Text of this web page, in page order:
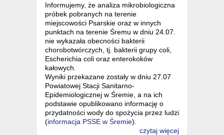
Informujemy, że analiza mikrobiologiczna
próbek pobranych na terenie
miejscowości Psarskie oraz w innych
punktach na terenie Śremu w dniu 24.07.
nie wykazała obecności bakterii
chorobotwórczych, tj. bakterii grupy coli,
Escherichia coli oraz enterokoków
kałowych.
Wyniki przekazane zostały w dniu 27.07
Powiatowej Stacji Sanitarno-
Epidemiologicznej w Śremie, a na ich
podstawie opublikowano informację o
przydatności wody do spożycia przez ludzi
(informacja PSSE w Śremie).
czytaj więcej